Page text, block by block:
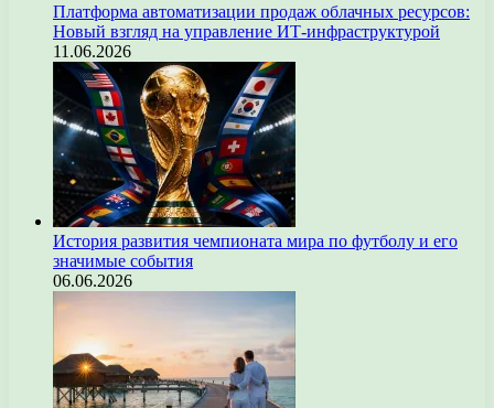
Платформа автоматизации продаж облачных ресурсов:
Новый взгляд на управление ИТ-инфраструктурой
11.06.2026
История развития чемпионата мира по футболу и его
значимые события
06.06.2026